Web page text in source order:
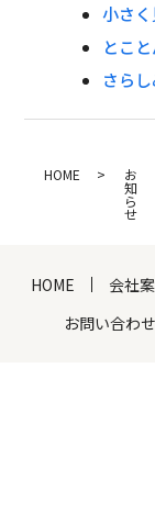
小さ
とこ
さら
HOME お
知
ら
せ
HOME 会社
お問い合わせ